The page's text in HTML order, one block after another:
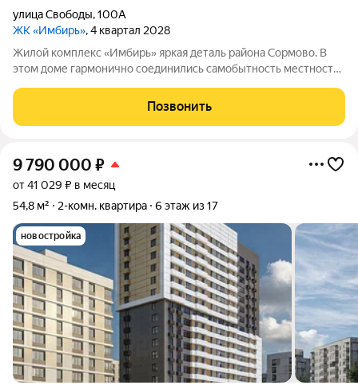
улица Свободы,100А
ЖК «Имбирь», 4 квартал 2028
Жилой комплекс «Имбирь» яркая деталь района Сормово. В
этом доме гармонично соединились самобытность местности,
комфорта. Всё необходимое находится в шаговой
доступности: транспортная сеть, торговые
Позвонить
9 790 000 ₽
от 41 029 ₽ в месяц
54,8 м²
2-комн. квартира 6 этаж из 17
новостройка